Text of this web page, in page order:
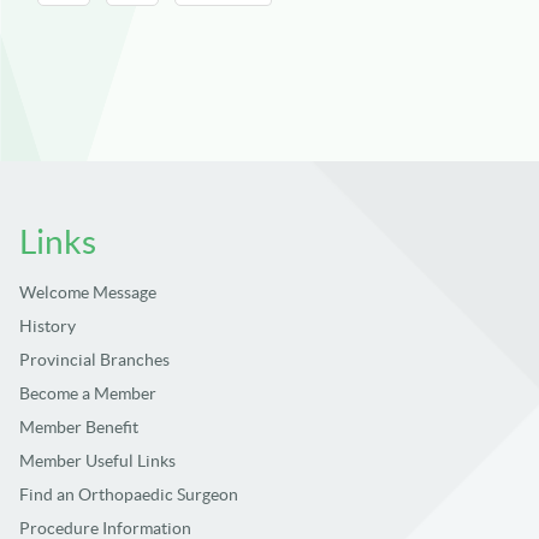
Title :
John Christian Parsaoran Butarbutar , Albert Riantho,
Gian Ivander, Kevin Fidiasrianto
Affiliation :
Universitas Pelita Harapan, Faculty of Medicine,
Tangerang, Indonesia Department of Orthopaedics and
Tangerang, Indonesia
Title :
Clinical Outcome of Medial Meniscus Root
Reconstruction Versus Root Repair in Managing Medial
Links
Welcome Message
History
Provincial Branches
Become a Member
Member Benefit
Member Useful Links
Find an Orthopaedic Surgeon
Procedure Information